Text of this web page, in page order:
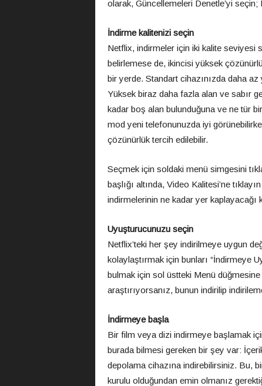
olarak, Güncellemeleri Denetle’yi
İndirme kalitenizi seçin
Netflix, indirmeler için iki kalite seviyesi
belirlemese de, ikincisi yüksek
bir yerde. Standart cihazınızda daha
Yüksek biraz daha fazla alan ve sabır
kadar boş alan bulunduğuna ve ne tür
mod yeni telefonunuzda iyi
çözünürlük tercih edilebilir.
Seçmek için soldaki menü simgesini
başlığı altında, Video Kalitesi’ne
indirmelerinin ne kadar yer kaplayacağı
Uyuşturucunuzu seçin
Netflix’teki her şey indirilmeye uygun
kolaylaştırmak için bunları “İndirmeye
bulmak için sol üstteki Menü
araştırıyorsanız, bunun indirilip
İndirmeye başla
Bir film veya dizi indirmeye başlamak
burada bilmesi gereken bir şey var:
depolama cihazına indirebilirsiniz. Bu,
kurulu olduğundan emin olmanız